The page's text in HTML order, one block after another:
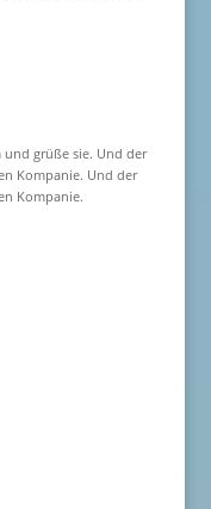
grüße sie. Und der
Kompanie. Und der
Kompanie.